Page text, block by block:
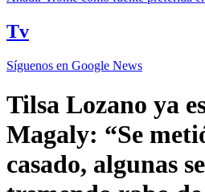
Tv
Síguenos en Google News
Tilsa Lozano ya
Magaly: “Se
casado, algunas